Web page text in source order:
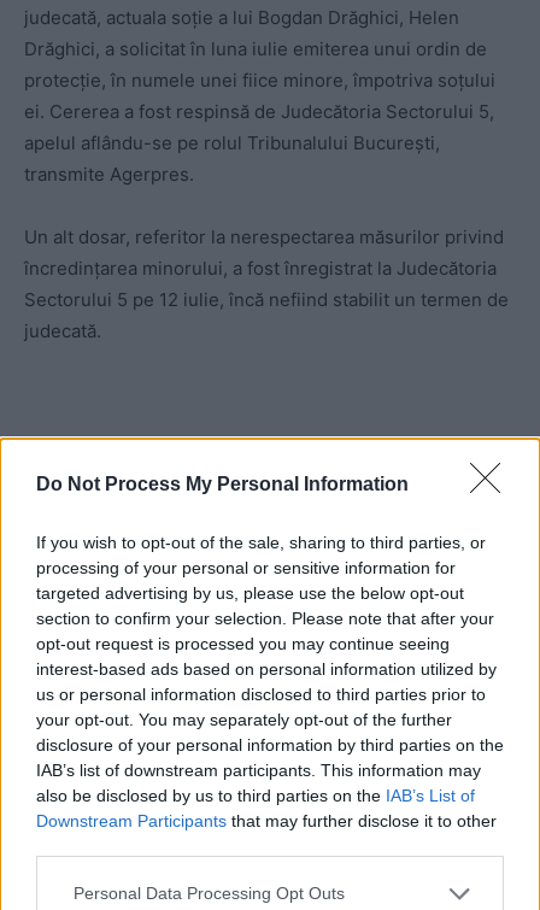
Do Not Process My Personal Information
If you wish to opt-out of the sale, sharing to third parties, or
processing of your personal or sensitive information for
targeted advertising by us, please use the below opt-out
section to confirm your selection. Please note that after your
opt-out request is processed you may continue seeing
interest-based ads based on personal information utilized by
us or personal information disclosed to third parties prior to
your opt-out. You may separately opt-out of the further
disclosure of your personal information by third parties on the
IAB’s list of downstream participants. This information may
also be disclosed by us to third parties on the IAB’s List of
Downstream Participants that may further disclose it to other
Personal Data Processing Opt Outs
judecată, actuala soţie a lui Bogdan Drăghici, Helen
Drăghici, a solicitat în luna iulie emiterea unui ordin de
protecţie, în numele unei fiice minore, împotriva soțului
ei. Cererea a fost respinsă de Judecătoria Sectorului 5,
apelul aflându-se pe rolul Tribunalului Bucureşti,
transmite Agerpres.
Un alt dosar, referitor la nerespectarea măsurilor privind
încredinţarea minorului, a fost înregistrat la Judecătoria
Sectorului 5 pe 12 iulie, încă nefiind stabilit un termen de
judecată.
ad
Fosta soție și-a luat concediu, brusc,
până luni